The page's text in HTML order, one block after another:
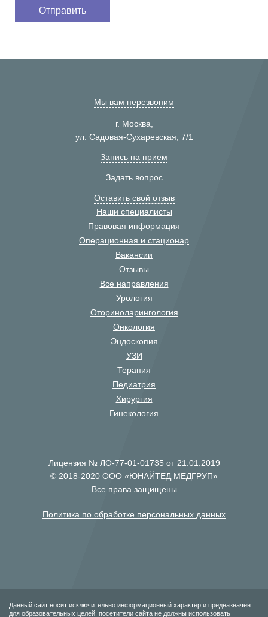
Мы вам перезвоним
г. Москва,
ул. Садовая-Сухаревская, 7/1
Запись на прием
Задать вопрос
Оставить свой отзыв
Наши специалисты
Правовая информация
Операционная и стационар
Вакансии
Отзывы
Все направления
Урология
Оториноларингология
Онкология
Эндоскопия
УЗИ
Терапия
Педиатрия
Хирургия
Гинекология
Лицензия № ЛО-77-01-01735 от 21.01.2019
© 2018-2020 ООО «ЮНАЙТЕД МЕДГРУП»
Все права защищены
Политика по обработке персональных данных
Данный сайт носит исключительно информационный характер и предназначен
для образовательных целей, посетители сайта не должны использовать